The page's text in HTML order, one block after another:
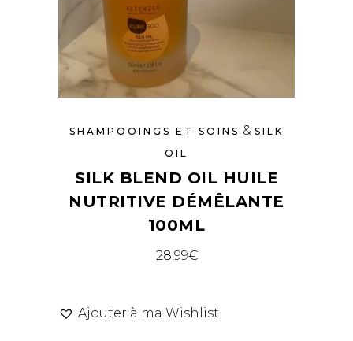
SHAMPOOINGS ET SOINS & SILK
OIL
SILK BLEND OIL HUILE
NUTRITIVE DÉMÊLANTE
100ML
28,99€
Ajouter à ma Wishlist